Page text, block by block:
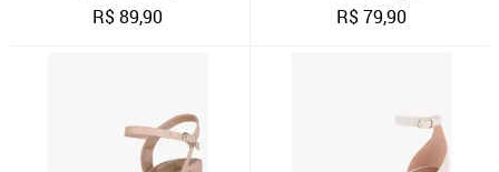
R$89,90 R$79,90